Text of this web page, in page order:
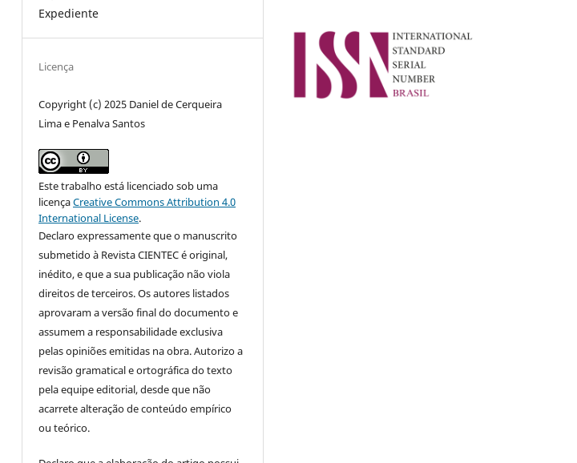
Expediente
Licença
Copyright (c) 2025 Daniel de Cerqueira
Lima e Penalva Santos
Este trabalho está licenciado sob uma
licençaCreative Commons Attribution 4.0
International License.
Declaro expressamente que o manuscrito
submetido à Revista CIENTEC é original,
inédito, e que a sua publicação não viola
direitos de terceiros. Os autores listados
aprovaram a versão final do documento e
assumem a responsabilidade exclusiva
pelas opiniões emitidas na obra. Autorizo a
revisão gramatical e ortográfica do texto
pela equipe editorial, desde que não
acarrete alteração de conteúdo empírico
ou teórico.